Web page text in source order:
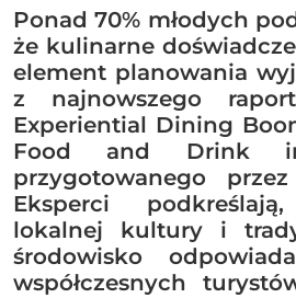
Ponad 70% młodych
że kulinarne
element planowania
z najnowszego
Experiential Dining
Food and Drink in
przygotowanego
Eksperci
lokalnej kultury i
środowisko
współczesnych